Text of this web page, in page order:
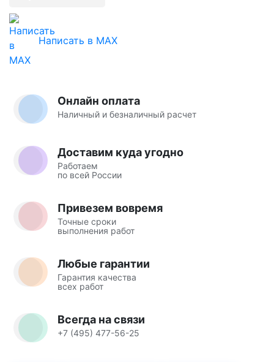
Написать в MAX
Онлайн оплата
Наличный и безналичный расчет
Доставим куда угодно
Работаем
по всей России
Привезем вовремя
Точные сроки
выполнения работ
Любые гарантии
Гарантия качества
всех работ
Всегда на связи
+7 (495) 477-56-25